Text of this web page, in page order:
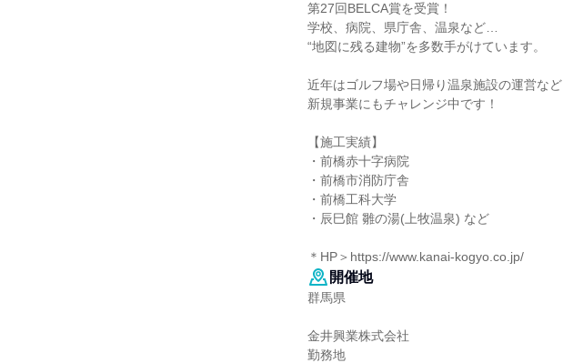
第27回BELCA賞を受賞！
学校、病院、県庁舎、温泉など…
“地図に残る建物”を多数手がけています。
近年はゴルフ場や日帰り温泉施設の運営など
新規事業にもチャレンジ中です！
【施工実績】
・前橋赤十字病院
・前橋市消防庁舎
・前橋工科大学
・辰巳館 雛の湯(上牧温泉) など
＊HP＞https://www.kanai-kogyo.co.jp/
開催地
群馬県
金井興業株式会社
勤務地